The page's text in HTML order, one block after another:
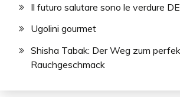
Il futuro salutare sono le verdure
Ugolini gourmet
Shisha Tabak: Der Weg zum
Rauchgeschmack